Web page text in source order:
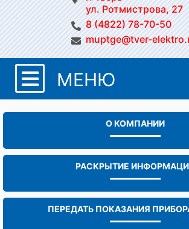
ул. Ротмистрова, 27
8 (4822) 78-70-50
muptge@tver-
МЕНЮ
О КОМПАНИИ
РАСКРЫТИЕ
ПЕРЕДАТЬ ПОКАЗАНИЯ